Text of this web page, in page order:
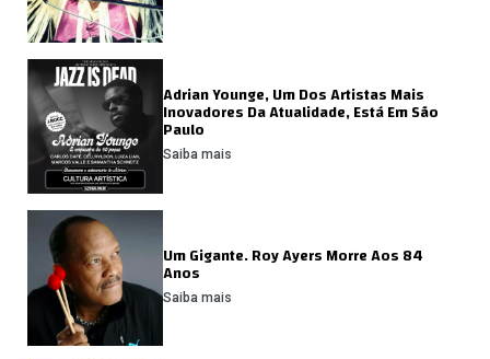
Adrian Younge, Um Dos Artistas Mais
Inovadores Da Atualidade, Está Em São
Paulo
Saiba mais
Um Gigante. Roy Ayers Morre Aos 84
Anos
Saiba mais